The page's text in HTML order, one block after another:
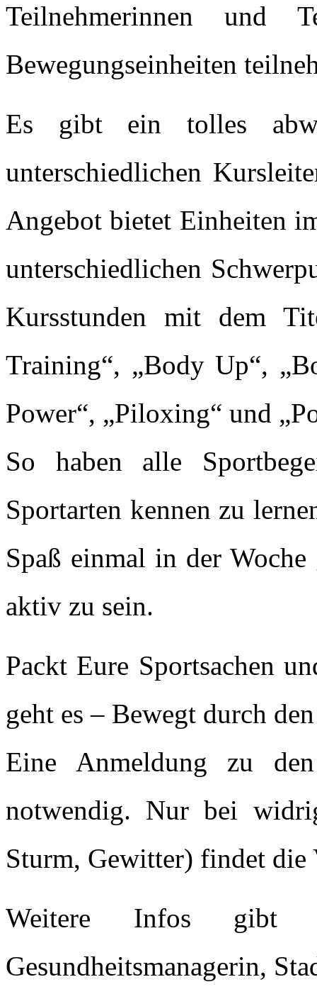
Teilnehmerinnen und
Bewegungseinheiten
Es gibt ein tolles
unterschiedlichen
Angebot bietet Einheiten
unterschiedlichen
Kursstunden mit dem
Training“, „Body Up“,
Power“, „Piloxing“ und
So haben alle
Sportarten kennen zu
Spaß einmal in der
aktiv zu sein.
Packt Eure Sportsachen
geht es – Bewegt durch
Eine Anmeldung zu
notwendig. Nur bei
Sturm, Gewitter) findet die
Weitere Infos
Gesundheitsmanagerin,